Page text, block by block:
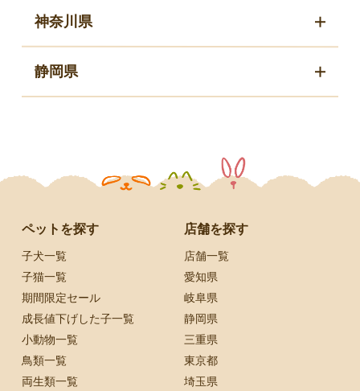
神奈川県
静岡県
ペットを探す
子犬一覧
子猫一覧
期間限定セール
成長値下げした子一覧
小動物一覧
鳥類一覧
両生類一覧
店舗を探す
店舗一覧
愛知県
岐阜県
静岡県
三重県
東京都
埼玉県